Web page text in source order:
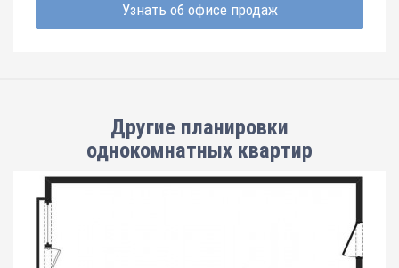
Узнать об офисе продаж
Другие планировки
однокомнатных квартир